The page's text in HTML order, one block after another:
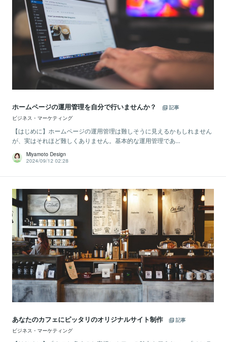
ホームページの運用管理を自分で行いませんか？
記事
ビジネス・マーケティング
【はじめに】ホームページの運用管理は難しそうに見えるかもしれません
が、実はそれほど難しくありません。基本的な運用管理であ...
Miyamoto Design
2024/09/12 02:28
あなたのカフェにピッタリのオリジナルサイト制作
記事
ビジネス・マーケティング